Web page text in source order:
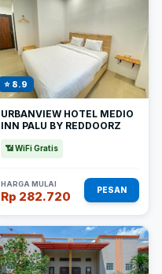
⭐ 8.9
URBANVIEW HOTEL MEDIO
INN PALU BY REDDOORZ
📶 WiFi Gratis
HARGA MULAI
Rp 282.720 PESAN